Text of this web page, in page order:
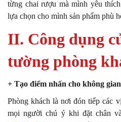
từng chai rượu mà mình yêu
lựa chọn cho mình sản phẩm phù
II. Công dụng
tường phòng
+ Tạo điểm nhấn cho không
Phòng khách là nơi đón tiếp các
mọi người chú ý khi đặt chân